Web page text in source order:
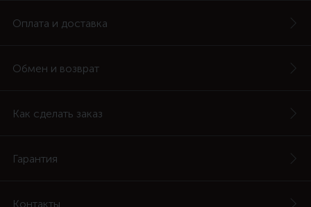
Оплата и доставка
Обмен и возврат
Как сделать заказ
Гарантия
Контакты